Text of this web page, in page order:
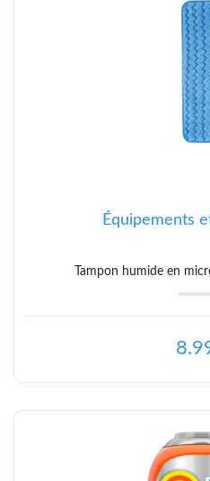
Équipements
Tampon humide en